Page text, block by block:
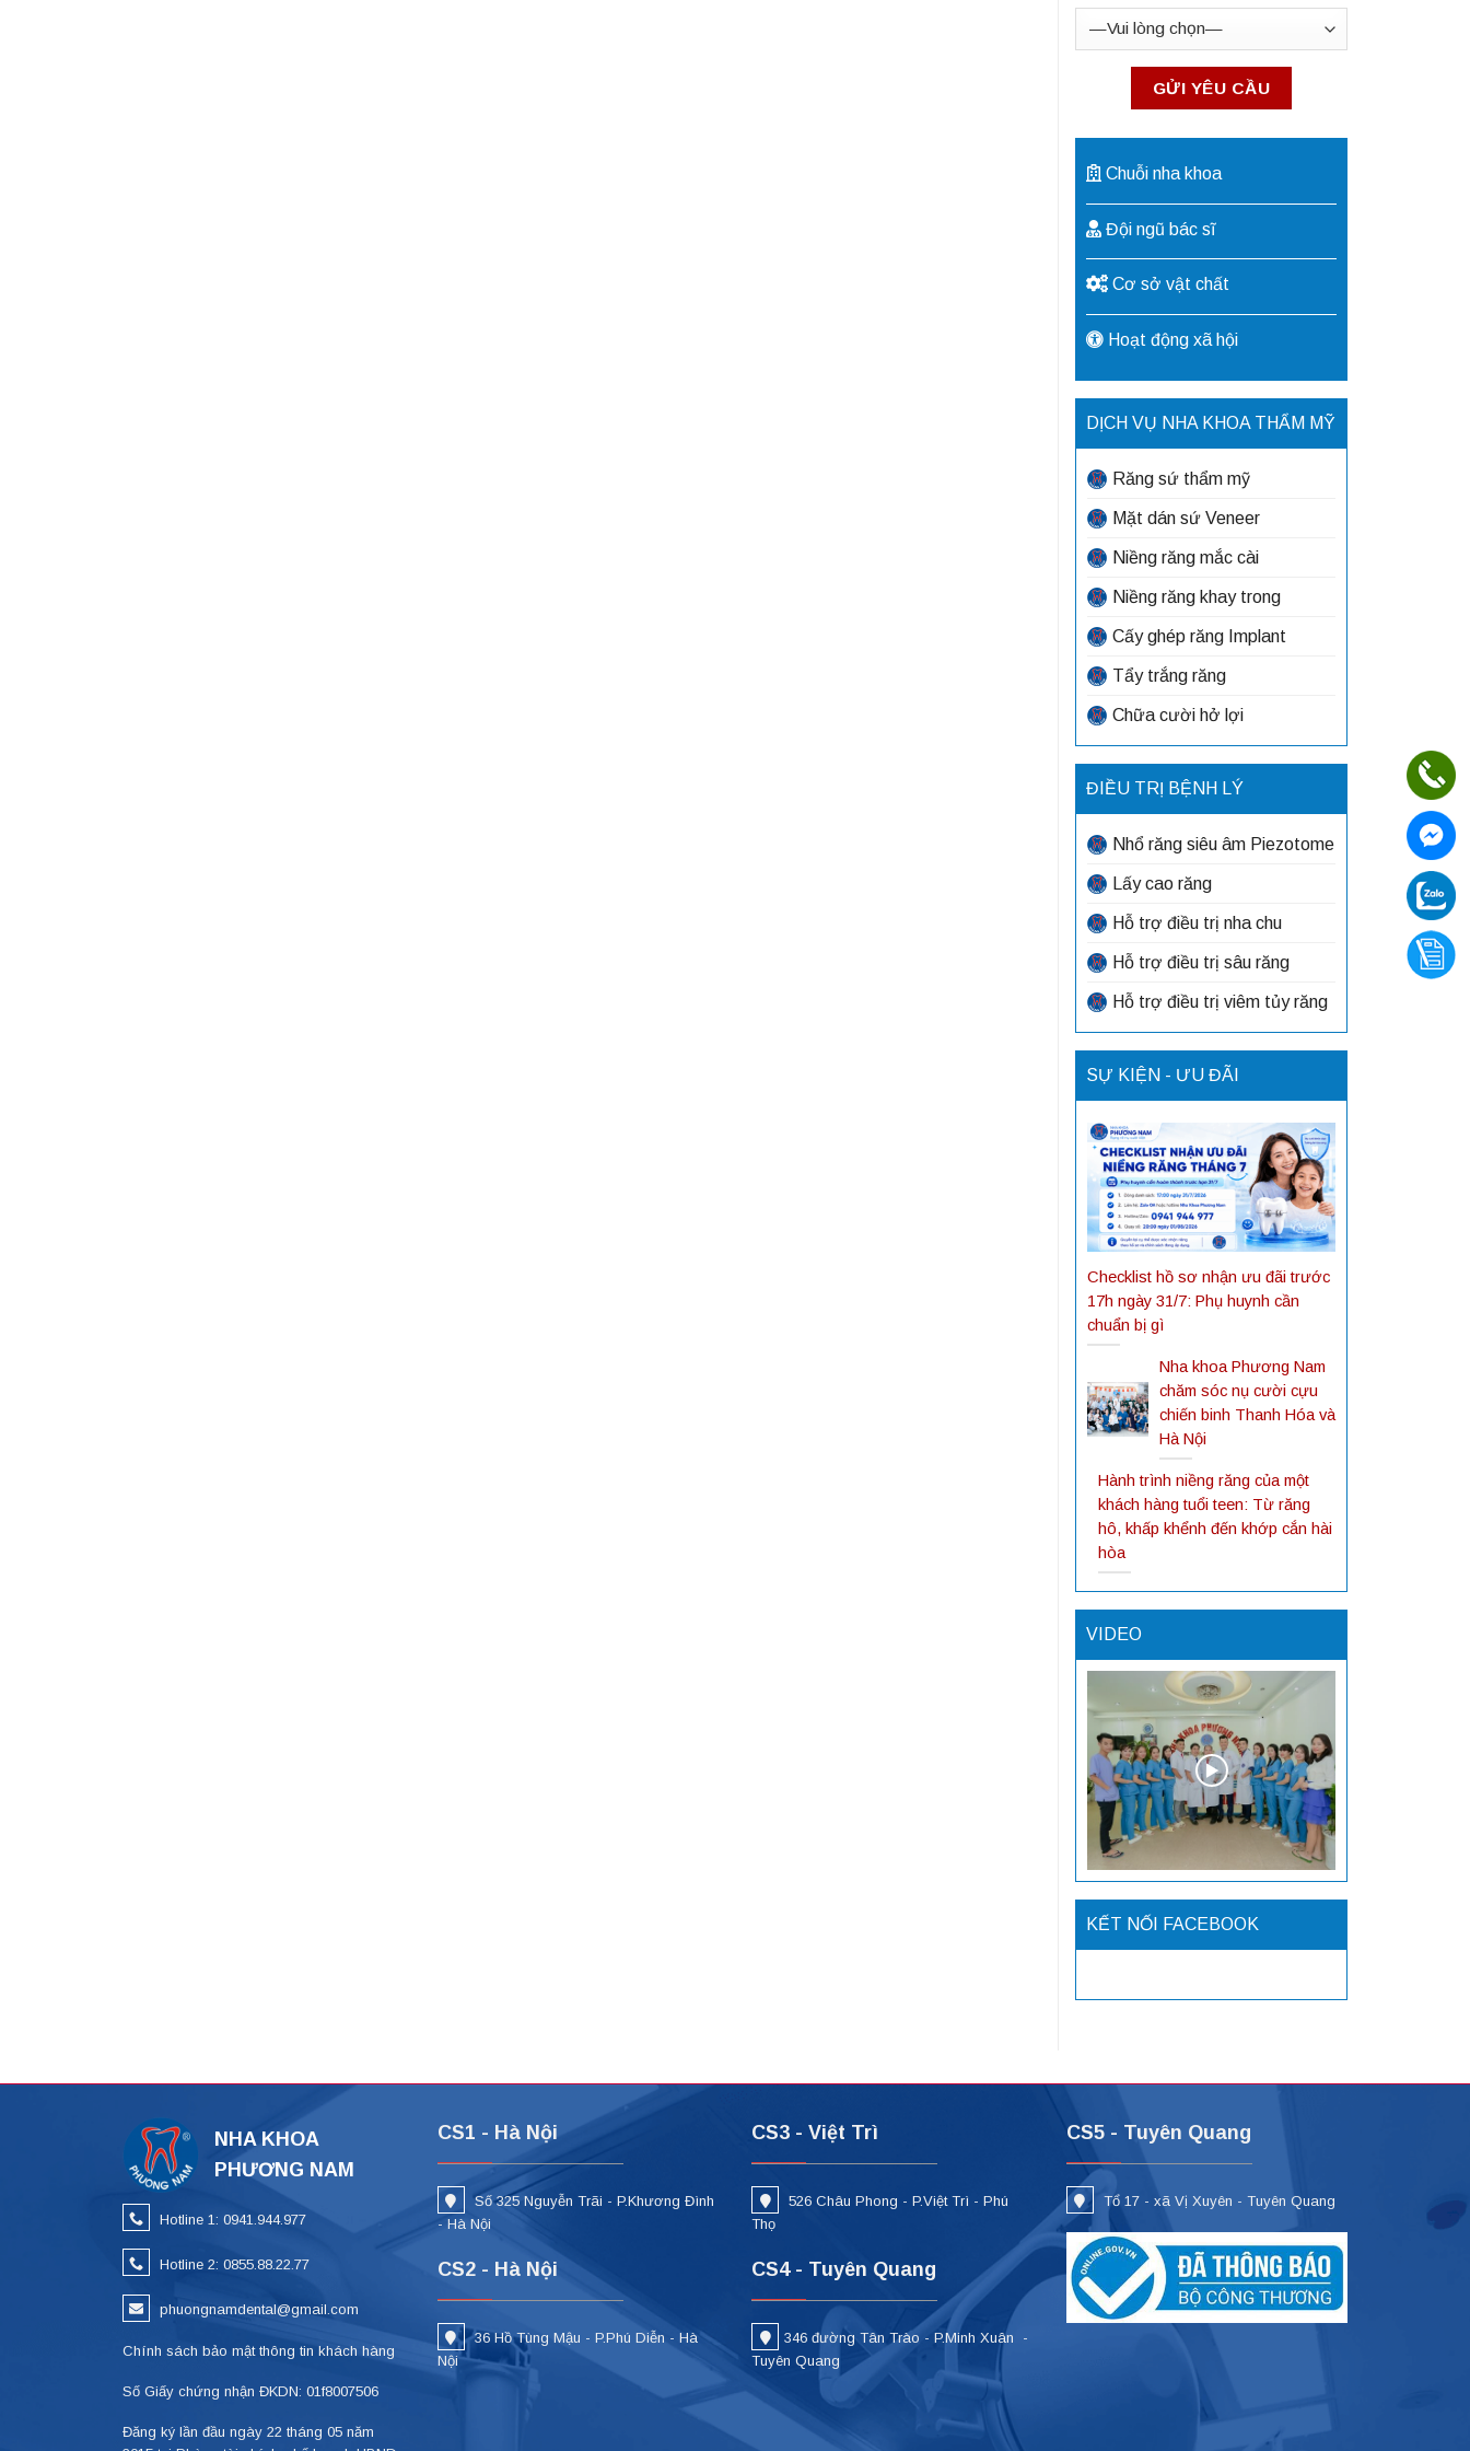
Chuỗi nha khoa
Đội ngũ bác sĩ
Cơ sở vật chất
Hoạt động xã hội
DỊCH VỤ NHA KHOA THẨM MỸ
Răng sứ thẩm mỹ
Mặt dán sứ Veneer
Niềng răng mắc cài
Niềng răng khay trong
Cấy ghép răng Implant
Tẩy trắng răng
Chữa cười hở lợi
ĐIỀU TRỊ BỆNH LÝ
Nhổ răng siêu âm Piezotome
Lấy cao răng
Hỗ trợ điều trị nha chu
Hỗ trợ điều trị sâu răng
Hỗ trợ điều trị viêm tủy răng
SỰ KIỆN - ƯU ĐÃI
Checklist hồ sơ nhận ưu đãi trước
17h ngày 31/7: Phụ huynh cần
chuẩn bị gì
Nha khoa Phương Nam
chăm sóc nụ cười cựu
chiến binh Thanh Hóa và
Hà Nội
Hành trình niềng răng của một
khách hàng tuổi teen: Từ răng
hô, khấp khểnh đến khớp cắn hài
hòa
VIDEO
KẾT NỐI FACEBOOK
NHA KHOA
PHƯƠNG NAM
Hotline 1: 0941.944.977
Hotline 2: 0855.88.22.77
phuongnamdental@gmail.com
Chính sách bảo mật thông tin khách hàng
Số Giấy chứng nhận ĐKDN: 01f8007506
Đăng ký lần đầu ngày 22 tháng 05 năm
CS1 - Hà Nội
Số 325 Nguyễn Trãi - P.Khương Đình
- Hà Nội
CS2 - Hà Nội
36 Hồ Tùng Mậu - P.Phú Diễn - Hà
Nội
CS3 - Việt Trì
526 Châu Phong - P.Việt Trì - Phú
Thọ
CS4 - Tuyên Quang
346 đường Tân Trào - P.Minh Xuân -
Tuyên Quang
CS5 - Tuyên Quang
Tổ 17 - xã Vị Xuyên - Tuyên Quang